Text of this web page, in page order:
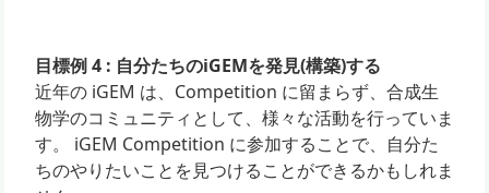
目標例 4 : 自分たちのiGEMを発見(構築)する
近年の iGEM は、Competition に留まらず、合成生
物学のコミュニティとして、様々な活動を行っていま
す。 iGEM Competition に参加することで、自分た
ちのやりたいことを見つけることができるかもしれま